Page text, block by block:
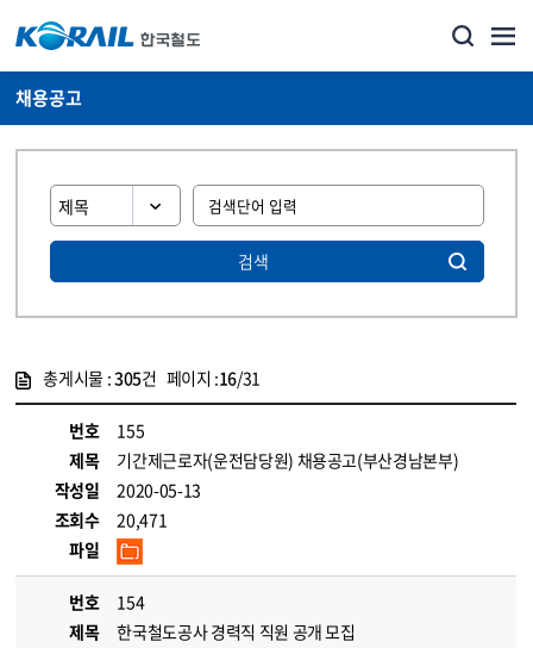
채용공고
검색
총게시물 :305건 페이지 :16/31
번호
155
제목
기간제근로자(운전담당원) 채용공고(부산경남본부)
작성일
2020-05-13
조회수
20,471
파일
번호
154
제목
한국철도공사 경력직 직원 공개 모집